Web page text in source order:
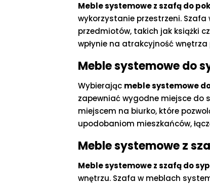
Meble systemowe z szafą do
wykorzystanie przestrzeni.
przedmiotów, takich jak książki
wpłynie na atrakcyjność wnętrza
Meble systemowe do
Wybierając meble systemowe
zapewniać wygodne miejsce do
miejscem na biurko, które
upodobaniom mieszkańców,
Meble systemowe z
Meble systemowe z szafą do
wnętrzu. Szafa w meblach